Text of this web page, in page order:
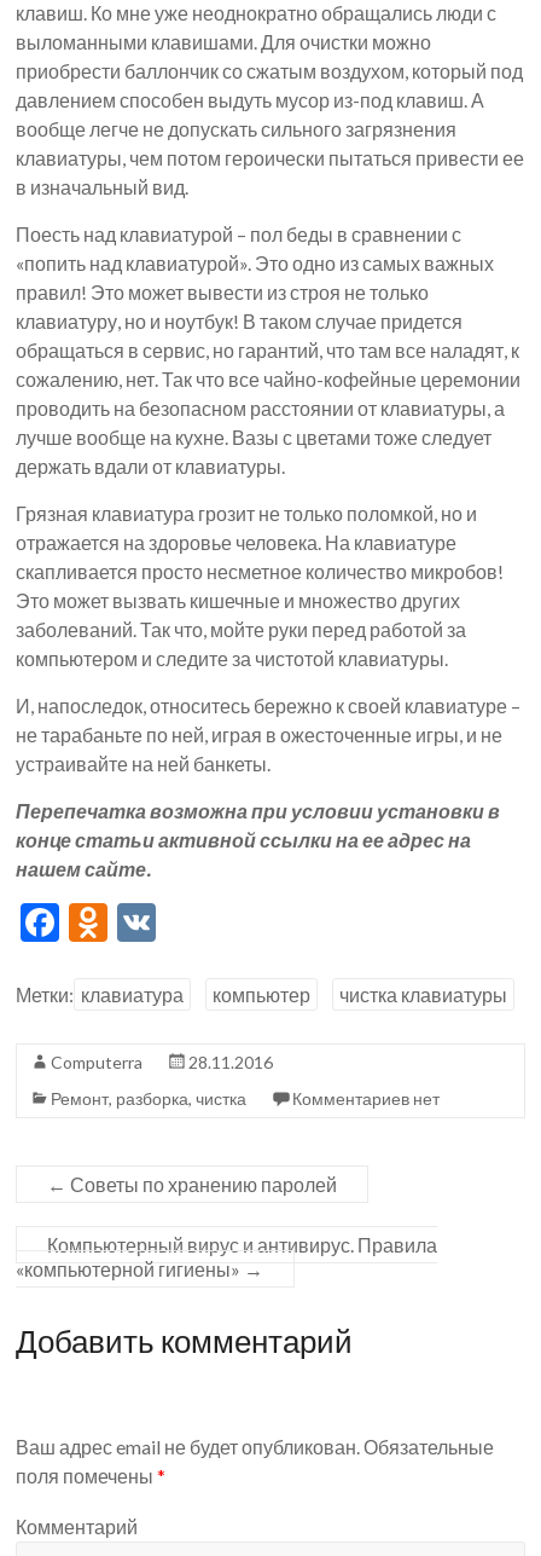
клавиш. Ко мне уже неоднократно обращались люди с
выломанными клавишами. Для очистки можно
приобрести баллончик со сжатым воздухом, который под
давлением способен выдуть мусор из-под клавиш. А
вообще легче не допускать сильного загрязнения
клавиатуры, чем потом героически пытаться привести ее
в изначальный вид.
Поесть над клавиатурой – пол беды в сравнении с
«попить над клавиатурой». Это одно из самых важных
правил! Это может вывести из строя не только
клавиатуру, но и ноутбук! В таком случае придется
обращаться в сервис, но гарантий, что там все наладят, к
сожалению, нет. Так что все чайно-кофейные церемонии
проводить на безопасном расстоянии от клавиатуры, а
лучше вообще на кухне. Вазы с цветами тоже следует
держать вдали от клавиатуры.
Грязная клавиатура грозит не только поломкой, но и
отражается на здоровье человека. На клавиатуре
скапливается просто несметное количество микробов!
Это может вызвать кишечные и множество других
заболеваний. Так что, мойте руки перед работой за
компьютером и следите за чистотой клавиатуры.
И, напоследок, относитесь бережно к своей клавиатуре –
не тарабаньте по ней, играя в ожесточенные игры, и не
устраивайте на ней банкеты.
Перепечатка возможна при условии установки в
конце статьи активной ссылки на ее адрес на
нашем сайте.
F
e
o
o
O
n
kl
as
iki
Метки: клавиатура компьютер чистка клавиатуры
Computerra
28.11.2016
Ремонт, разборка, чистка
Комментариев нет
← Советы по хранению паролей
Компьютерный вирус и антивирус. Правила
«компьютерной гигиены» →
Добавить комментарий
Ваш адрес email не будет опубликован.Обязательные
поля помечены*
Комментарий